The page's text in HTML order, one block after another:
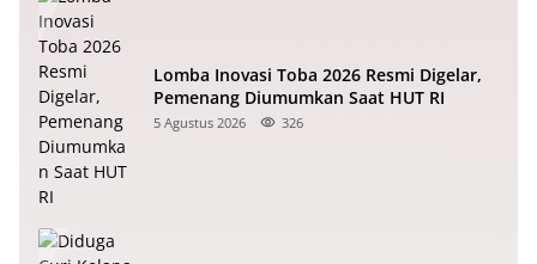
Lomba Inovasi Toba 2026 Resmi Digelar,
Pemenang Diumumkan Saat HUT RI
5 Agustus 2026 326